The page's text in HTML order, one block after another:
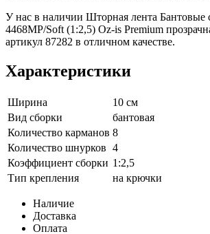
У нас в наличии Шторная лента Бантовые
4468MP/Soft (1:2,5) Oz-is Premium
артикул 87282 в отличном качестве.
Характеристики
Ширина
10 см
Вид сборки
бантовая
Количество карманов 8
Количество шнурков 4
Коэффициент сборки 1:2,5
Тип крепления
на крючки
Наличие
Доставка
Оплата